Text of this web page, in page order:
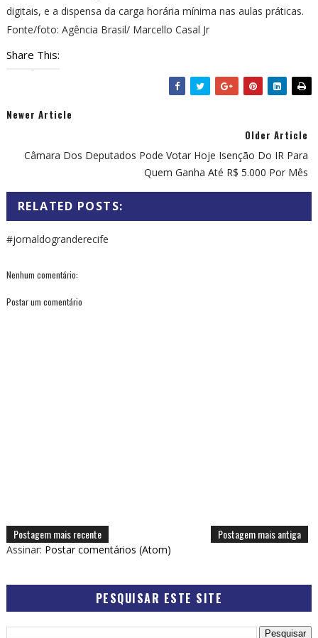
digitais, e a dispensa da carga horária mínima nas aulas práticas.
Fonte/foto: Agência Brasil/ Marcello Casal Jr
Share This:
Newer Article
Older Article
Câmara Dos Deputados Pode Votar Hoje Isenção Do IR Para
Quem Ganha Até R$ 5.000 Por Mês
RELATED POSTS:
#jornaldogranderecife
Nenhum comentário:
Postar um comentário
Postagem mais recente Postagem mais antiga
Assinar: Postar comentários (Atom)
PESQUISAR ESTE SITE